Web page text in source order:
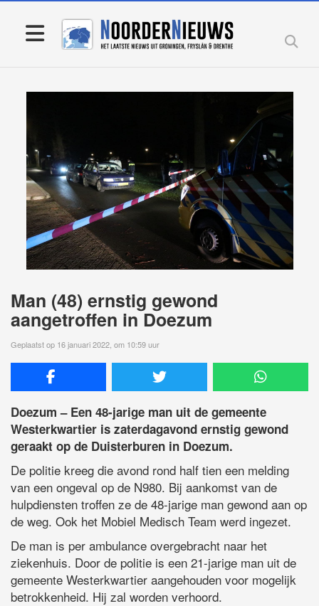
Man (48) ernstig gewond
aangetroffen in Doezum
Geplaatst op 16 januari 2022, om 10:59 uur
Doezum – Een 48-jarige man uit de gemeente
Westerkwartier is zaterdagavond ernstig gewond
geraakt op de Duisterburen in Doezum.
De politie kreeg die avond rond half tien een melding
van een ongeval op de N980. Bij aankomst van de
hulpdiensten troffen ze de 48-jarige man gewond aan op
de weg. Ook het Mobiel Medisch Team werd ingezet.
De man is per ambulance overgebracht naar het
ziekenhuis. Door de politie is een 21-jarige man uit de
gemeente Westerkwartier aangehouden voor mogelijk
betrokkenheid. Hij zal worden verhoord.